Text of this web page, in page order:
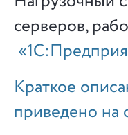
серверов,
Краткое
приведено на